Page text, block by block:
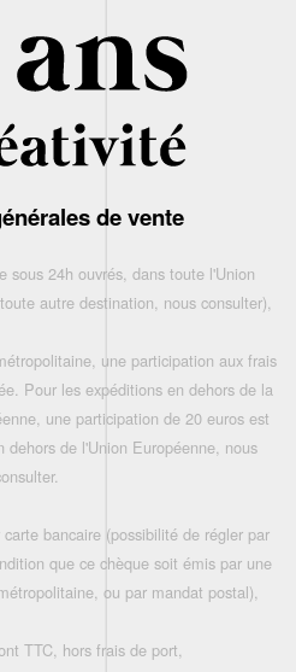
de vente
sous 24h ouvrés, dans toute l'Union
autre destination, nous consulter),
une participation aux frais
Pour les expéditions en dehors de la
une participation de 20 euros est
de l'Union Européenne, nous
bancaire (possibilité de régler par
que ce chèque soit émis par une
ou par mandat postal),
TTC, hors frais de port,